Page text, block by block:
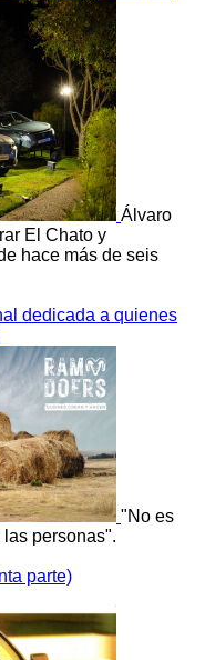
Álvaro
El Chato y
hace más de seis
dedicada a quienes
"No es
personas".
parte)